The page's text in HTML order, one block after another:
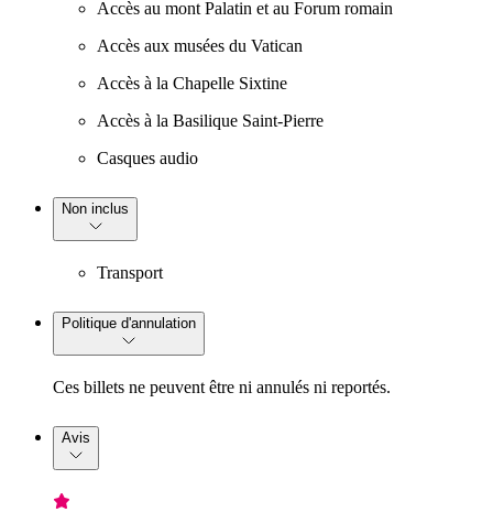
Accès au mont Palatin et au Forum romain
Accès aux musées du Vatican
Accès à la Chapelle Sixtine
Accès à la Basilique Saint-Pierre
Casques audio
Non inclus
Transport
Politique d'annulation
Ces billets ne peuvent être ni annulés ni reportés.
Avis